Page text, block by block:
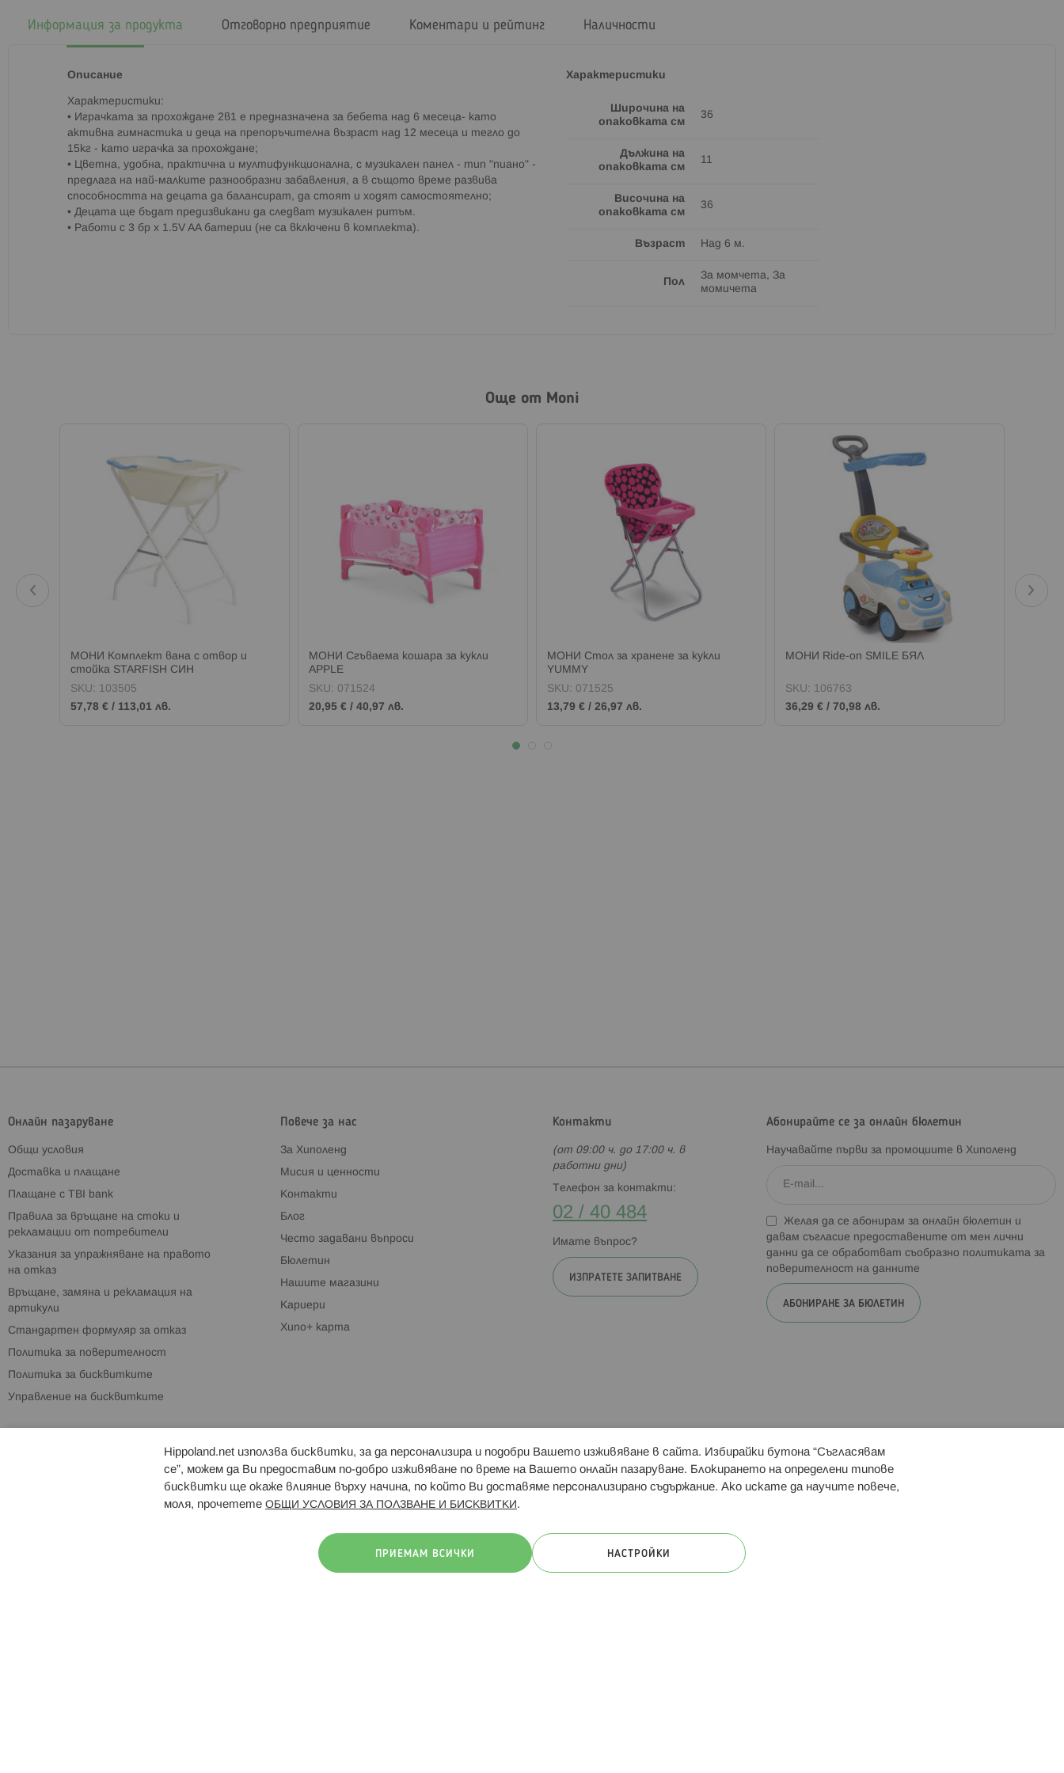
Информация за продукта
Описание
Характеристики:
• Играчката за прохождане 2в1 е предназначена за бебета над 6 месеца- като
активна гимнастика и деца на препоръчителна възраст над 12 месеца и тегло до
15кг - като играчка за прохождане;
• Цветна, удобна, практична и мултифункционална, с музикален панел - тип "пиано" -
предлага на най-малките разнообразни забавления, а в същото време развива
способността на децата да балансират, да стоят и ходят самостоятелно;
• Децата ще бъдат предизвикани да следват музикален ритъм.
• Работи с 3 бр x 1.5V AA батерии (не са включени в комплекта).
Характеристики
Широчина на
опаковката см
36
Дължина на
опаковката см
11
Височина на
опаковката см
36
Възраст Над 6 м.
Пол
За момчета, За
момичета
Отговорно предприятие Коментари и рейтинг Наличности
Още от Moni
МОНИ Комплект вана с отвор и
стойка STARFISH СИН
SKU: 103505
57,78 € / 113,01 лв.
МОНИ Сгъваема кошара за кукли
APPLE
SKU: 071524
20,95 € / 40,97 лв.
МОНИ Стол за хранене за кукли
YUMMY
SKU: 071525
13,79 € / 26,97 лв.
МОНИ Ride-on SMILE БЯЛ
SKU: 106763
36,29 € / 70,98 лв.
Онлайн пазаруване
Общи условия
Доставка и плащане
Плащане с TBI bank
Правила за връщане на стоки и
рекламации от потребители
Указания за упражняване на правото
на отказ
Връщане, замяна и рекламация на
артикули
Стандартен формуляр за отказ
Политика за поверителност
Политика за бисквитките
Управление на бисквитките
Повече за нас
За Хиполенд
Мисия и ценности
Контакти
Блог
Често задавани въпроси
Бюлетин
Нашите магазини
Кариери
Хипо+ карта
Контакти
(от 09:00 ч. до 17:00 ч. в
работни дни)
Телефон за контакти:
02 / 40 484
Имате въпрос?
ИЗПРАТЕТЕ ЗАПИТВАНЕ
Абонирайте се за онлайн бюлетин
Научавайте първи за промоциите в Хиполенд
Желая да се абонирам за онлайн бюлетин и
давам съгласие предоставените от мен лични
данни да се обработват съобразно политиката за
поверителност на данните
АБОНИРАНЕ ЗА БЮЛЕТИН
Брошури Магазини Свързани сайтове: Hippoland.ro Последвайте ни:
Hippoland.net използва бисквитки, за да персонализира и подобри Вашето изживяване в сайта. Избирайки бутона “Съгласявам
се”, можем да Ви предоставим по-добро изживяване по време на Вашето онлайн пазаруване. Блокирането на определени типове
бисквитки ще окаже влияние върху начина, по който Ви доставяме персонализирано съдържание. Ако искате да научите повече,
моля, прочетете ОБЩИ УСЛОВИЯ ЗА ПОЛЗВАНЕ И БИСКВИТКИ .
ПРИЕМАМ ВСИЧКИ НАСТРОЙКИ